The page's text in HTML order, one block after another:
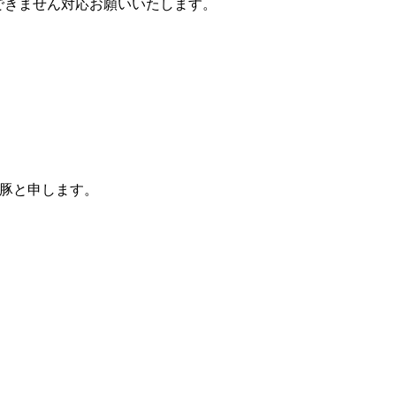
ません対応お願いいたします。
と申します。